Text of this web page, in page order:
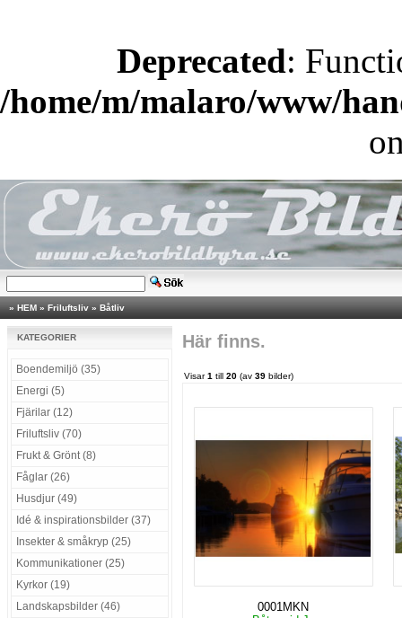
Deprecated:
/home/m/malaro/www/
» HEM » Friluftsliv » Båtliv
KATEGORIER
Boendemiljö (35)
Energi (5)
Fjärilar (12)
Friluftsliv (70)
Frukt & Grönt (8)
Fåglar (26)
Husdjur (49)
Idé & inspirationsbilder (37)
Insekter & småkryp (25)
Kommunikationer (25)
Kyrkor (19)
Landskapsbilder (46)
Här finns.
Visar1 till 20 (av 39 bilder)
0001MKN